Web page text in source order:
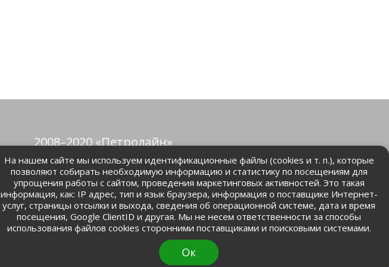
2008–2020 «Петролайн»
© Все права защищены.
petrolain@mail.ru
На нашем сайте мы используем идентификационные файлы (cookies и т. п.), которые
позволяют собирать необходимую информацию и статистику по посещениям для
упрощения работы с сайтом, проведения маркетинговых активностей. Это такая
информация, как: IP адрес, тип и язык браузера, информация о поставщике Интернет-
услуг, страницы отсылки и выхода, сведения об операционной системе, дата и время
посещения, Google ClientID и другая. Мы не несем ответственности за способы
использования файлов cookies сторонними поставщиками и поисковыми системами.
Ок